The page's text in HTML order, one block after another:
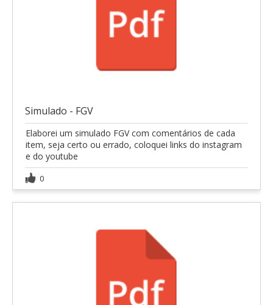
Simulado - FGV
Elaborei um simulado FGV com comentários de cada
item, seja certo ou errado, coloquei links do instagram
e do youtube
0